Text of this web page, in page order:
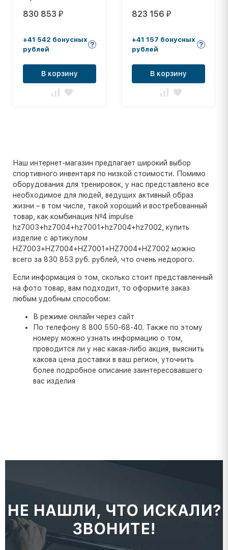
830 853 ₽
+41 542 бонусных
рублей
В корзину
помоста 1м)
823 156 ₽
+41 157 бонусных
рублей
В корзину
Наш интернет-магазин предлагает широкий выбор
спортивного инвентаря по низкой стоимости. Помимо
оборудования для тренировок, у нас представлено все
необходимое для людей, ведущих активный образ
жизни – в том числе, такой хороший и востребованный
товар, как комбинация №4 impulse
hz7003+hz7004+hz7001+hz7004+hz7002, купить
изделие с артикулом
HZ7003+HZ7004+HZ7001+HZ7004+HZ7002 можно
всего за 830 853 руб. рублей, что очень недорого.
Если информация о том, сколько стоит представленный
на фото товар, вам подходит, то оформите заказ
любым удобным способом:
В режиме онлайн через сайт
По телефону 8 800 550-68-40. Также по этому
номеру можно узнать информацию о том,
проводится ли у нас какая-либо акция, выяснить
какова цена доставки в ваш регион, уточнить
более подробное описание заинтересовавшего
вас изделия
НЕ НАШЛИ, ЧТО ИСКАЛИ?
ЗВОНИТЕ!